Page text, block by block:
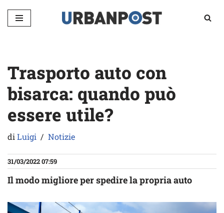
Vai
Trasporto auto con
bisarca: quando può
essere utile?
diLuigi Notizie
31/03/2022 07:59
Il modo migliore per spedire la propria auto